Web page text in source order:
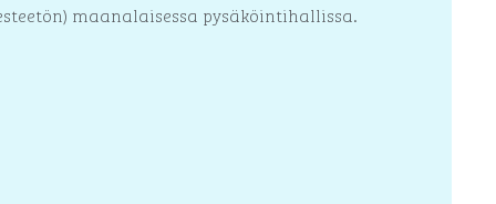
maanalaisessa pysäköintihallissa.